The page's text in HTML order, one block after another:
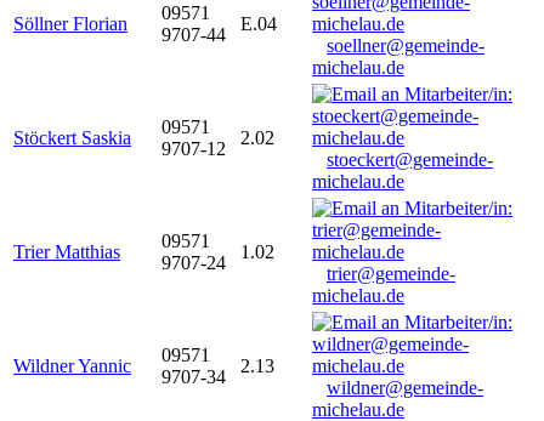
Söllner Florian
09571
9707-44
E.04
soellner@gemeinde-
michelau.de
Stöckert Saskia
09571
9707-12
2.02
stoeckert@gemeinde-
michelau.de
Trier Matthias
09571
9707-24
1.02
trier@gemeinde-
michelau.de
Wildner Yannic
09571
9707-34
2.13
wildner@gemeinde-
michelau.de